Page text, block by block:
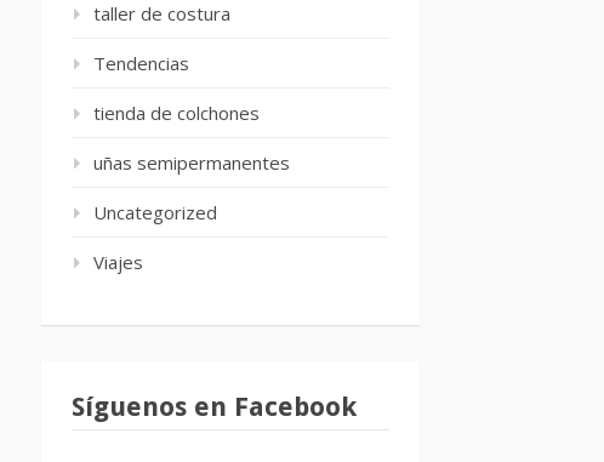
taller de costura
Tendencias
tienda de colchones
uñas semipermanentes
Uncategorized
Viajes
Síguenos en Facebook